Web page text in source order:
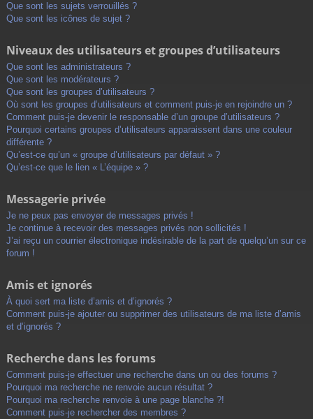
Que sont les sujets verrouillés ?
Que sont les icônes de sujet ?
Niveaux des utilisateurs et groupes d’utilisateurs
Que sont les administrateurs ?
Que sont les modérateurs ?
Que sont les groupes d’utilisateurs ?
Où sont les groupes d’utilisateurs et comment puis-je en rejoindre un ?
Comment puis-je devenir le responsable d’un groupe d’utilisateurs ?
Pourquoi certains groupes d’utilisateurs apparaissent dans une couleur
différente ?
Qu’est-ce qu’un « groupe d’utilisateurs par défaut » ?
Qu’est-ce que le lien « L’équipe » ?
Messagerie privée
Je ne peux pas envoyer de messages privés !
Je continue à recevoir des messages privés non sollicités !
J’ai reçu un courrier électronique indésirable de la part de quelqu’un sur ce
forum !
Amis et ignorés
À quoi sert ma liste d’amis et d’ignorés ?
Comment puis-je ajouter ou supprimer des utilisateurs de ma liste d’amis
et d’ignorés ?
Recherche dans les forums
Comment puis-je effectuer une recherche dans un ou des forums ?
Pourquoi ma recherche ne renvoie aucun résultat ?
Pourquoi ma recherche renvoie à une page blanche ?!
Comment puis-je rechercher des membres ?